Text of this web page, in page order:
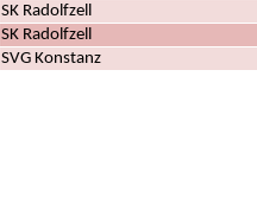
SK Radolfzell
SK Radolfzell
SVG Konstanz